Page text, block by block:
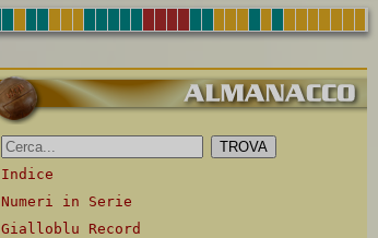
Indice
Numeri in Serie
Gialloblu Record